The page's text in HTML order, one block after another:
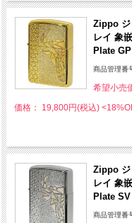
Zippo ジ
レイ 象
Plate
商品管理番
希望小売
価格： 19,800円(税込)
Zippo ジ
レイ 象
Plate SV
商品管理番